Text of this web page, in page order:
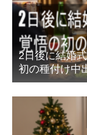
2日後に結婚
初の種付け中